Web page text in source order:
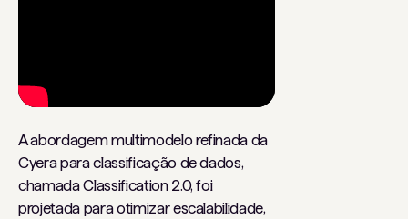
A abordagem multimodelo refinada da
Cyera para classificação de dados,
chamada Classification 2.0, foi
projetada para otimizar escalabilidade,